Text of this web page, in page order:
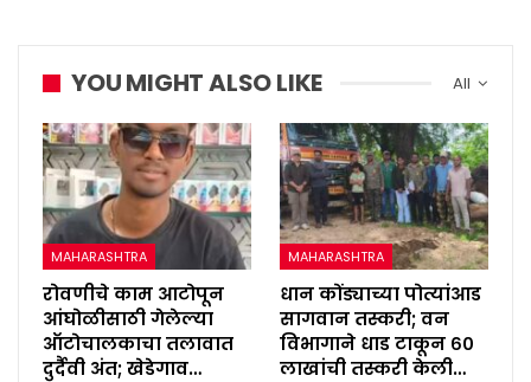
All
YOU MIGHT ALSO LIKE
MAHARASHTRA
रोवणीचे काम आटोपून
आंघोळीसाठी गेलेल्या
ऑटोचालकाचा तलावात
दुर्दैवी अंत; खेडेगाव…
MAHARASHTRA
धान कोंड्याच्या पोत्यांआड
सागवान तस्करी; वन
विभागाने धाड टाकून ६०
लाखांची तस्करी केली…